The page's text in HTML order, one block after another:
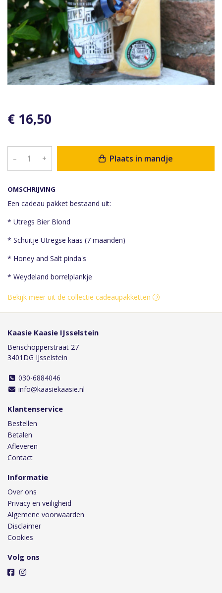
OMSCHRIJVING
Een cadeau pakket bestaand uit:
* Utregs Bier Blond
* Schuitje Utregse kaas (7 maanden)
* Honey and Salt pinda's
* Weydeland borrelplankje
€ 16,50
– + Plaats in mandje
Bekijk meer uit de collectie cadeaupakketten
Kaasie Kaasie IJsselstein
Benschopperstraat 27
3401DG IJsselstein
030-6884046
info@kaasiekaasie.nl
Klantenservice
Bestellen
Betalen
Afleveren
Contact
Informatie
Over ons
Privacy en veiligheid
Algemene voorwaarden
Disclaimer
Cookies
Volg ons